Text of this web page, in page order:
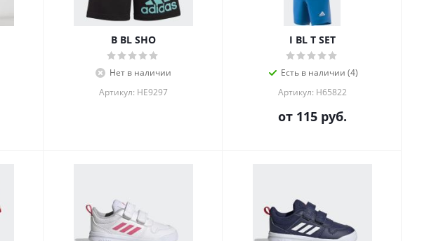
B BL SHO
Нет в наличии
Артикул: HE9297
I BL T SET
Есть в наличии (4)
Артикул: H65822
от 115 руб.